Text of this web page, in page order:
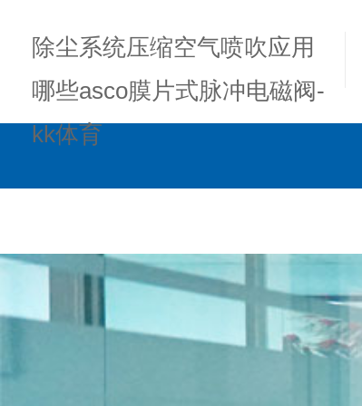
除尘系统压缩空气喷吹应用
哪些asco膜片式脉冲电磁阀-
kk体育